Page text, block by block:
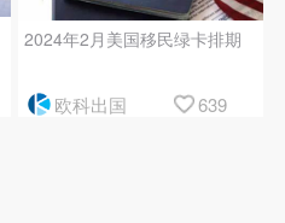
2024年2月美国移民绿卡排期
欧科出国 639